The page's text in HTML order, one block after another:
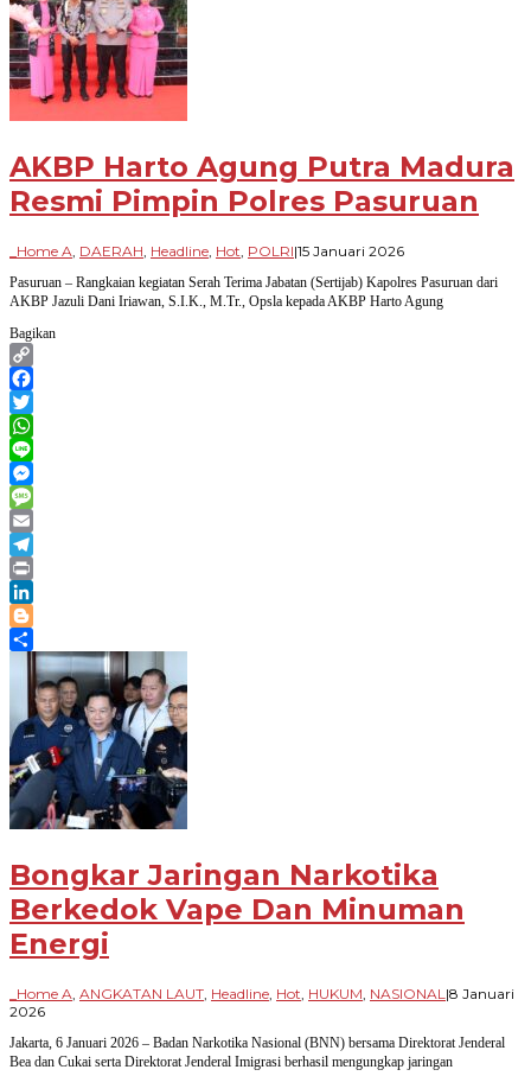
AKBP Harto Agung Putra Madura
Resmi Pimpin Polres Pasuruan
_Home A DAERAH Headline Hot POLRI|15 Januari 2026oleh
Bangsa
Pasuruan – Rangkaian kegiatan Serah Terima Jabatan (Sertijab) Kapolres Pasuruan dari
AKBP Jazuli Dani Iriawan, S.I.K., M.Tr., Opsla kepada AKBP Harto Agung
Bagikan
Copy
Link
Facebook
Twitter
WhatsApp
Line
Messenger
Message
Email
Telegram
Print
LinkedIn
Blogger
Share
Bongkar Jaringan Narkotika
Berkedok Vape Dan Minuman
Energi
_Home A ANGKATAN LAUT Headline Hot HUKUM NASIONAL |8 Januari
2026oleh
Bangsa
Jakarta, 6 Januari 2026 – Badan Narkotika Nasional (BNN) bersama Direktorat Jenderal
Bea dan Cukai serta Direktorat Jenderal Imigrasi berhasil mengungkap jaringan